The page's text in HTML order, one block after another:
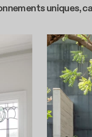
uniques,